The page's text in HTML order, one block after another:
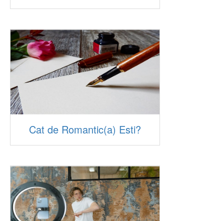
Cat de Romantic(a) Esti?